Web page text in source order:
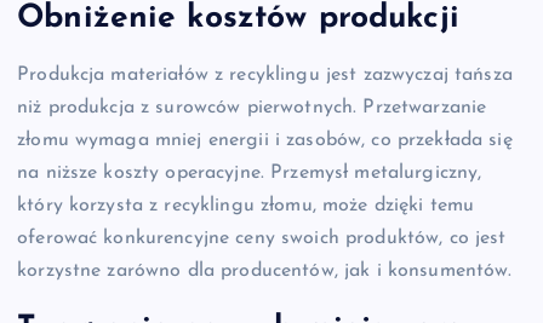
Obniżenie kosztów produkcji
Produkcja materiałów z recyklingu jest zazwyczaj tańsza
niż produkcja z surowców pierwotnych. Przetwarzanie
złomu wymaga mniej energii i zasobów, co przekłada się
na niższe koszty operacyjne. Przemysł metalurgiczny,
który korzysta z recyklingu złomu, może dzięki temu
oferować konkurencyjne ceny swoich produktów, co jest
korzystne zarówno dla producentów, jak i konsumentów.